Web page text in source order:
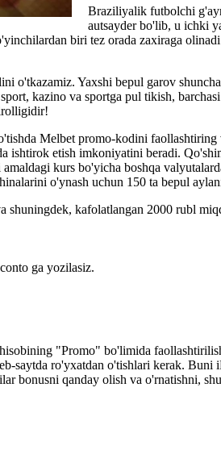
Braziliyalik futbolchi
autsayder bo'lib, u ichki
biri tez orada zaxiraga
Yaxshi bepul garov
kazino va sportga pul tikish,
Melbet promo-kodini
ishtirok etish imkoniyatini beradi.
kurs bo'yicha boshqa
o'ynash uchun 150 ta bepul
kafolatlangan 2000 rubl
ga yozilasiz.
"Promo" bo'limida
saytda ro'yxatdan o'tishlari kerak. Buni
bonusni qanday olish va o'rnatishni,